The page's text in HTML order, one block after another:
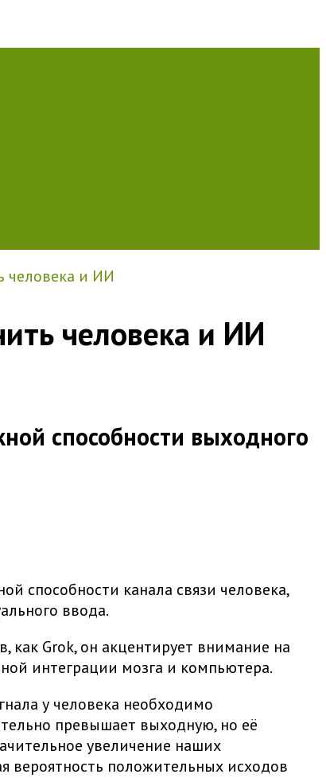
человека и ИИ
человека и ИИ
способности выходного
способности канала связи человека,
ввода.
Grok, он акцентирует внимание на
интеграции мозга и компьютера.
у человека необходимо
превышает выходную, но её
увеличение наших
положительных исходов